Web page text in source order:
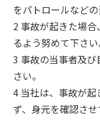
をパトロールなど
2 事故が起きた場
るよう努めて下さい
3 事故の当事者及
さい。
4 当社は、事故が
ず、身元を確認させ